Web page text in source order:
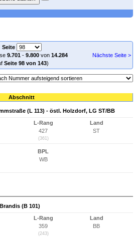
Seite
9.701- 9.800von 14.284
Seite 98 von 143)
Nächste Seite >
Abschnitt
(L 113) - östl. Holzdorf, LG ST/BB
L-Rang
427
(361)
Land
ST
BPL
WB
(B 101)
L-Rang
359
(243)
Land
BB